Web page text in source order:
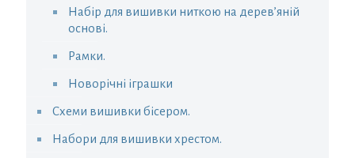
Набір для вишивки ниткою на дерев’яній
основі.
Рамки.
Новорічні іграшки
Схеми вишивки бісером.
Набори для вишивки хрестом.